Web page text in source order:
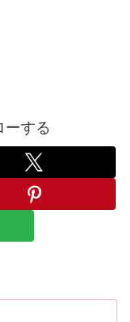
ーする